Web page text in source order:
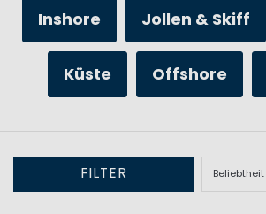
Inshore Jollen & Skiff
Küste Offshore
FILTER